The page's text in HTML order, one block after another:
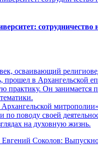
сотрудничество
осваивающий
прошел в Архангельской
практику. Он занимается
по поводу своей
на духовную жизнь.